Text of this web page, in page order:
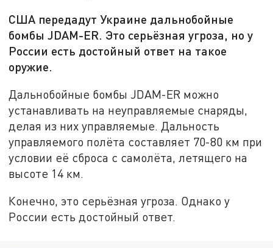
США передадут Украине дальнобойные
бомбы JDAM-ER. Это серьёзная угроза, но у
России есть достойный ответ на такое
оружие.
Дальнобойные бомбы JDAM-ER можно
устанавливать на неуправляемые снаряды,
делая из них управляемые. Дальность
управляемого полёта составляет 70-80 км при
условии её сброса с самолёта, летящего на
высоте 14 км.
Конечно, это серьёзная угроза. Однако у
России есть достойный ответ.